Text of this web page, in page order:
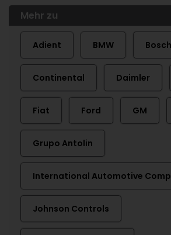
Mehr zu
Adient BMW Bosch
Continental Daimler
Fiat Ford GM
Grupo Antolin
International Automotive
Johnson Controls